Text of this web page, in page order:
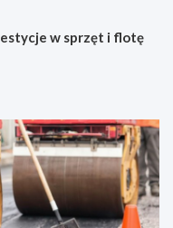
w sprzęt i flotę